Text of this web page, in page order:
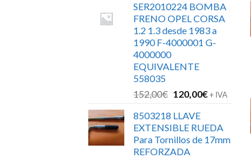
SER2010224 BOMBA
FRENO OPEL CORSA
1.2 1.3 desde 1983 a
1990 F-4000001 G-
4000000
EQUIVALENTE
558035
152,00€ El
original
era:
152,00€.
120,00€El
es:
120,00€.
+ IVA
8503218 LLAVE
EXTENSIBLE RUEDA
Para Tornillos de 17mm
REFORZADA